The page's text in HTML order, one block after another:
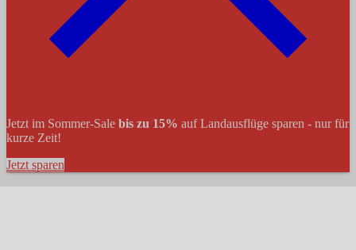
Jetzt im Sommer-Sale bis zu 15% auf Landausflüge sparen - nur für
kurze Zeit!
Jetzt sparen